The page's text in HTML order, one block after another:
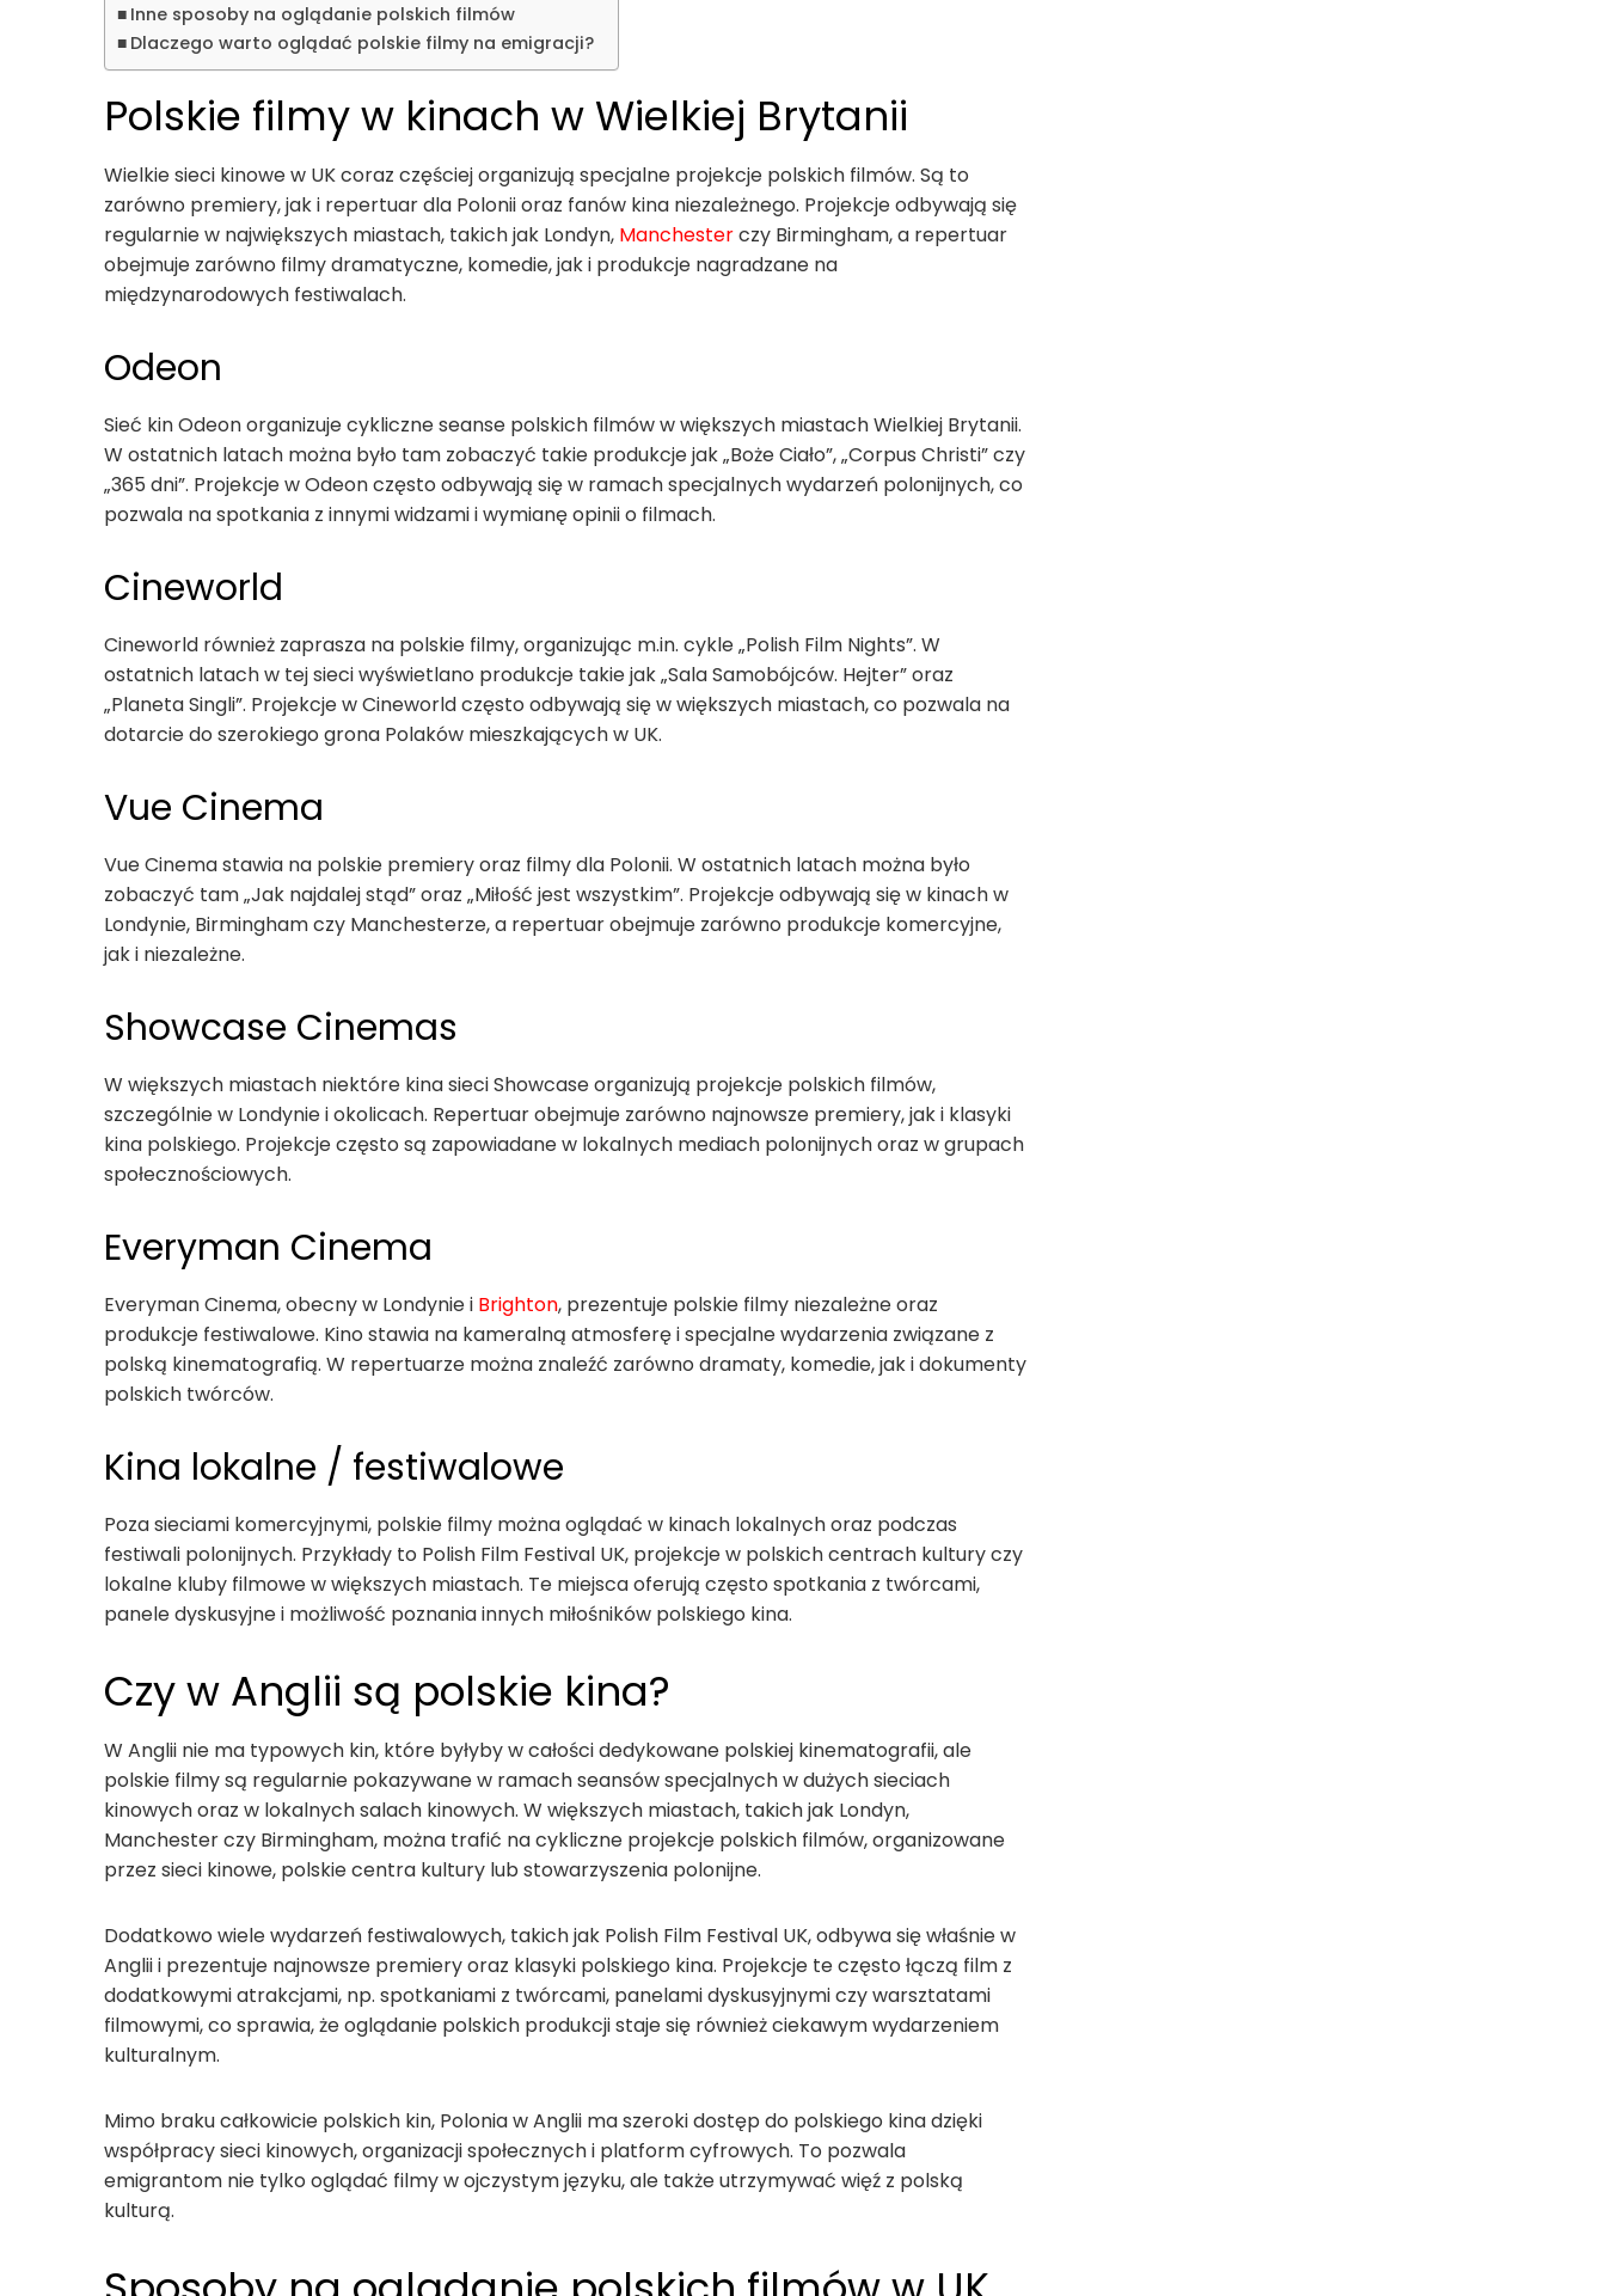
Inne sposoby na oglądanie polskich filmów
Dlaczego warto oglądać polskie filmy na emigracji?
Polskie filmy w kinach w Wielkiej Brytanii
Wielkie sieci kinowe w UK coraz częściej organizują specjalne projekcje polskich filmów. Są to
zarówno premiery, jak i repertuar dla Polonii oraz fanów kina niezależnego. Projekcje odbywają się
regularnie w największych miastach, takich jak Londyn, Manchesterczy Birmingham, a repertuar
obejmuje zarówno filmy dramatyczne, komedie, jak i produkcje nagradzane na
międzynarodowych festiwalach.
Odeon
Sieć kin Odeon organizuje cykliczne seanse polskich filmów w większych miastach Wielkiej Brytanii.
W ostatnich latach można było tam zobaczyć takie produkcje jak „Boże Ciało”, „Corpus Christi” czy
„365 dni”. Projekcje w Odeon często odbywają się w ramach specjalnych wydarzeń polonijnych, co
pozwala na spotkania z innymi widzami i wymianę opinii o filmach.
Cineworld
Cineworld również zaprasza na polskie filmy, organizując m.in. cykle „Polish Film Nights”. W
ostatnich latach w tej sieci wyświetlano produkcje takie jak „Sala Samobójców. Hejter” oraz
„Planeta Singli”. Projekcje w Cineworld często odbywają się w większych miastach, co pozwala na
dotarcie do szerokiego grona Polaków mieszkających w UK.
Vue Cinema
Vue Cinema stawia na polskie premiery oraz filmy dla Polonii. W ostatnich latach można było
zobaczyć tam „Jak najdalej stąd” oraz „Miłość jest wszystkim”. Projekcje odbywają się w kinach w
Londynie, Birmingham czy Manchesterze, a repertuar obejmuje zarówno produkcje komercyjne,
jak i niezależne.
Showcase Cinemas
W większych miastach niektóre kina sieci Showcase organizują projekcje polskich filmów,
szczególnie w Londynie i okolicach. Repertuar obejmuje zarówno najnowsze premiery, jak i klasyki
kina polskiego. Projekcje często są zapowiadane w lokalnych mediach polonijnych oraz w grupach
społecznościowych.
Everyman Cinema
Everyman Cinema, obecny w Londynie i Brighton, prezentuje polskie filmy niezależne oraz
produkcje festiwalowe. Kino stawia na kameralną atmosferę i specjalne wydarzenia związane z
polską kinematografią. W repertuarze można znaleźć zarówno dramaty, komedie, jak i dokumenty
polskich twórców.
Kina lokalne / festiwalowe
Poza sieciami komercyjnymi, polskie filmy można oglądać w kinach lokalnych oraz podczas
festiwali polonijnych. Przykłady to Polish Film Festival UK, projekcje w polskich centrach kultury czy
lokalne kluby filmowe w większych miastach. Te miejsca oferują często spotkania z twórcami,
panele dyskusyjne i możliwość poznania innych miłośników polskiego kina.
Czy w Anglii są polskie kina?
W Anglii nie ma typowych kin, które byłyby w całości dedykowane polskiej kinematografii, ale
polskie filmy są regularnie pokazywane w ramach seansów specjalnych w dużych sieciach
kinowych oraz w lokalnych salach kinowych. W większych miastach, takich jak Londyn,
Manchester czy Birmingham, można trafić na cykliczne projekcje polskich filmów, organizowane
przez sieci kinowe, polskie centra kultury lub stowarzyszenia polonijne.
Dodatkowo wiele wydarzeń festiwalowych, takich jak Polish Film Festival UK, odbywa się właśnie w
Anglii i prezentuje najnowsze premiery oraz klasyki polskiego kina. Projekcje te często łączą film z
dodatkowymi atrakcjami, np. spotkaniami z twórcami, panelami dyskusyjnymi czy warsztatami
filmowymi, co sprawia, że oglądanie polskich produkcji staje się również ciekawym wydarzeniem
kulturalnym.
Mimo braku całkowicie polskich kin, Polonia w Anglii ma szeroki dostęp do polskiego kina dzięki
współpracy sieci kinowych, organizacji społecznych i platform cyfrowych. To pozwala
emigrantom nie tylko oglądać filmy w ojczystym języku, ale także utrzymywać więź z polską
kulturą.